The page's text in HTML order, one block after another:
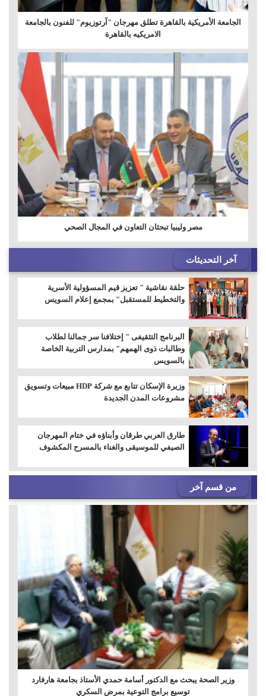
الجامعة الأمريكية بالقاهرة تطلق مهرجان "آرتوزيوم" للفنون بالجامعة
الامريكيه بالقاهرة
مصر وليبيا تبحثان التعاون في المجال الصحي
آخر التحديثات
حلقة نقاشية " تعزيز قيم المسؤولية الأسرية
والتخطيط للمستقبل" بمجمع إعلام السويس
البرنامج التثقيفى " إختلافنا سر جمالنا لطلاب
وطالبات ذوى الهمهم" بمدارس التربية الخاصة
بالسويس
وزيرة الإسكان تتابع مع شركة HDP مبيعات وتسويق
مشروعات المدن الجديدة
طارق العربي طرقان وأبناؤه في ختام المهرجان
الصيفي للموسيقى والغناء بالمسرح المكشوف
من قسم آخر
وزير الصحة يبحث مع الدكتور أسامة حمدي الأستاذ بجامعة هارفارد
توسيع برامج التوعية بمرض السكري